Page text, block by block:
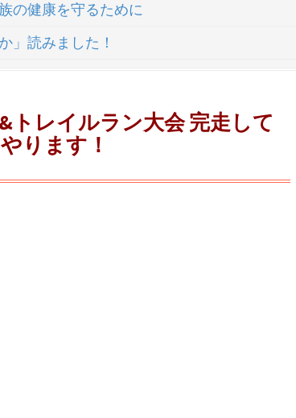
の健康を守るために
」読みました！
トレイルラン大会 完走して
ります！